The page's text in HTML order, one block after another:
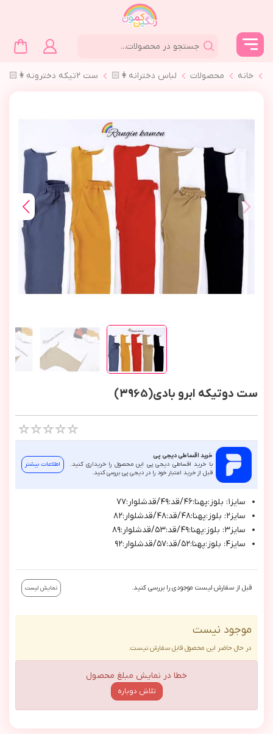
خانه محصولات لباس دخترانه👩🏻 ست ٢تیکه دخترونه👩🏻
ست دوتیکه ابرو بادی(3965)
خرید اقساطی دیجی پی
با خرید اقساطی دیجی پی این محصول را خریداری کنید.
قبل از خرید اعتبار خود را در دیجی پی بررسی کنید.
اطلاعات بیشتر
سايز١: بلوز:پهنا:٤٦/قد:٤٩/قدشلوار:٧٧
سايز٢: بلوز:پهنا:٤٨/قد:٤٨/قدشلوار:٨٢
سايز٣: بلوز:پهنا:٤٩/قد:٥٣/قدشلوار:٨٩
سايز٤: بلوز:پهنا:٥٢/قد:٥٧/قدشلوار:٩٢
قبل از سفارش لیست موجودی را بررسی کنید. نمایش لیست
موجود نیست
در حال حاضر این محصول قابل سفارش نیست.
خطا در نمایش مبلغ محصول
تلاش دوباره